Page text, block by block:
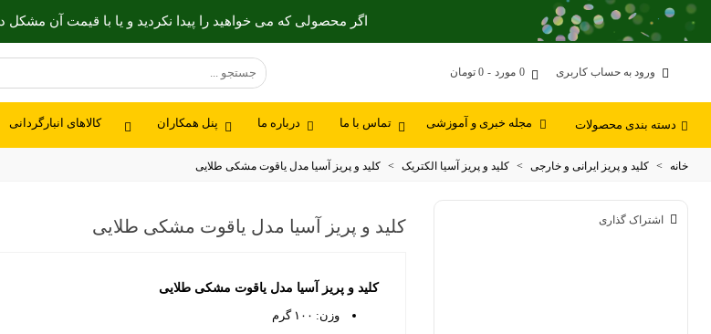
اگر محصولی که می خواهید را پیدا نکردید و یا با قیمت آن مشکل
ورود به حساب کاربری مورد - 0 تومان
دسته بندی محصولات مجله خبری و آموزشی تماس با ما درباره ما پنل همکاران کالاهای انبارگردانی
خانه > کلید و پریز ایرانی و خارجی > کلید و پریز آسیا الکتریک > کلید و پریز آسیا مدل یاقوت مشکی طلایی
اشتراک گذاری کلید و پریز آسیا مدل یاقوت مشکی طلایی
کلید و پریز آسیا مدل یاقوت مشکی طلایی
وزن: ۱۰۰ گرم